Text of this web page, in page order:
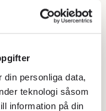
din personliga data,
teknologi såsom
information på din
femte liter läcker